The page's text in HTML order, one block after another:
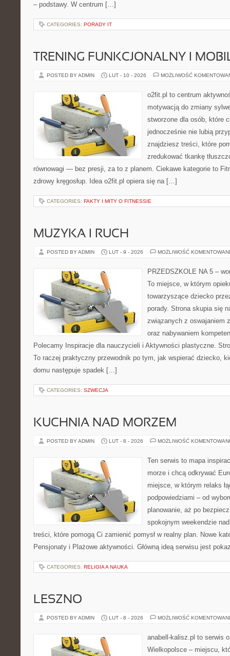
– podstawy. W centrum […]
CATEGORIES: PORADY IT
TRENING FUNKCJONALNY I
POSTED BY ADMIN LUT - 10 - 2026 MOŻLIWOŚĆ
o2fit.pl to centrum
motywacją do zmiany
stworzone dla osób, które
jednocześnie nie lubią
znajdziesz treści, które
zredukować tkankę
równowagi — bez presji, za to z planem. Ciekawe kategorie to
zdrowy kręgosłup. Idea o2fit.pl opiera się na […]
CATEGORIES: FAKTY I MITY O FITNESSIE
MUZYKA I RUCH
POSTED BY ADMIN LUT - 9 - 2026 MOŻLIWOŚĆ
PRZEDSZKOLE NA 5 –
To miejsce, w którym
towarzyszące dziecko
porady. Strona skupia się
związanych z oswajaniem
oraz nabywaniem
Polecamy Inspiracje dla nauczycieli i Aktywności plastyczne.
To raczej praktyczny przewodnik po tym, jak wspierać dziecko,
domu następuje spadek […]
CATEGORIES: SZWECJA
KUCHNIA NAD MORZEM
POSTED BY ADMIN LUT - 8 - 2026 MOŻLIWOŚĆ
Ten serwis to mapa
morze i chcą odkrywać
miejsce, w którym relaks
podpowiedziami – od
planowanie, aż po
spokojnym weekendzie
treści, które pomogą Ci zamienić pomysł w realny plan. Nowe
Pensjonaty i Plażowe aktywności. Główną ideą serwisu jest
CATEGORIES: RELIGIA A NAUKA
LESZNO
POSTED BY ADMIN LUT - 8 - 2026 MOŻLIWOŚĆ
anabell-kalisz.pl to serwis
Wielkopolsce – miejscu,